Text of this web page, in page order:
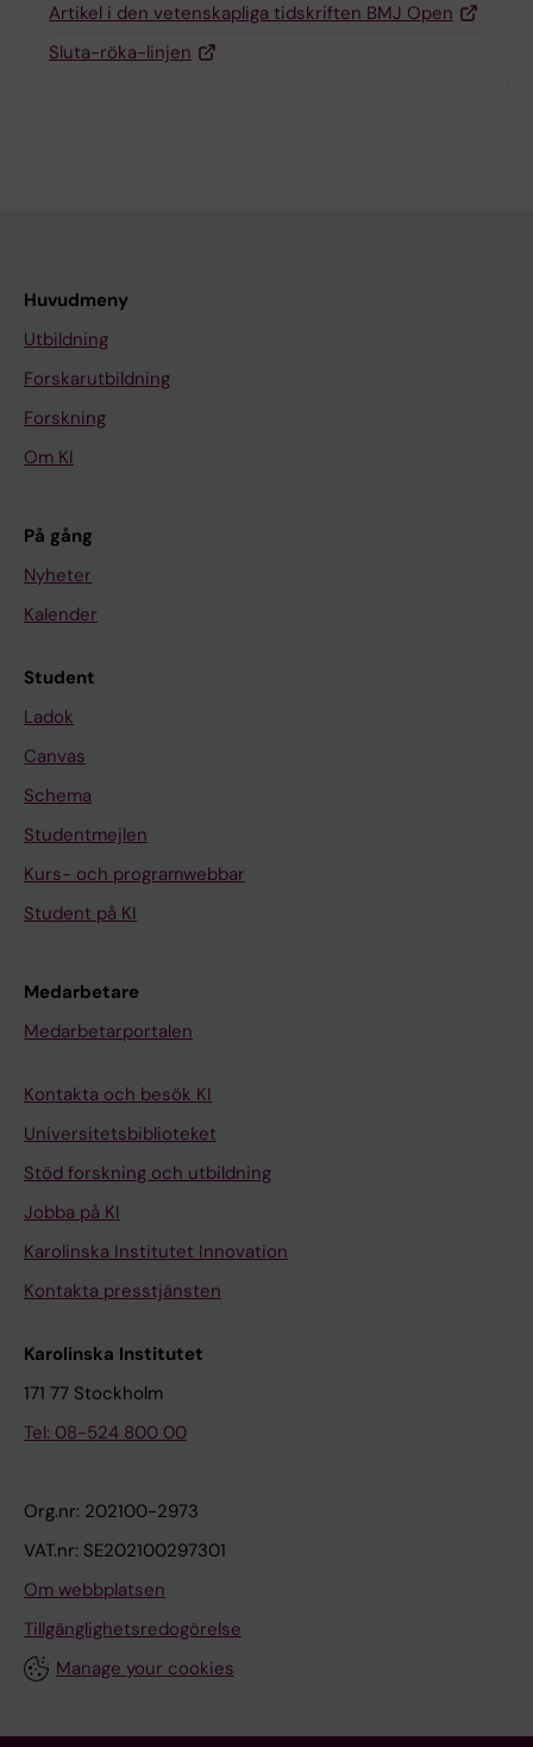
Artikel i den vetenskapliga tidskriften BMJ Open
Sluta-röka-linjen
Huvudmeny
Utbildning
Forskarutbildning
Forskning
Om KI
På gång
Nyheter
Kalender
Student
Ladok
Canvas
Schema
Studentmejlen
Kurs- och programwebbar
Student på KI
Medarbetare
Medarbetarportalen
Kontakta och besök KI
Universitetsbiblioteket
Stöd forskning och utbildning
Jobba på KI
Karolinska Institutet Innovation
Kontakta presstjänsten
Karolinska Institutet
171 77 Stockholm
Tel: 08-524 800 00
Org.nr: 202100-2973
VAT.nr: SE202100297301
Om webbplatsen
Tillgänglighetsredogörelse
Manage your cookies